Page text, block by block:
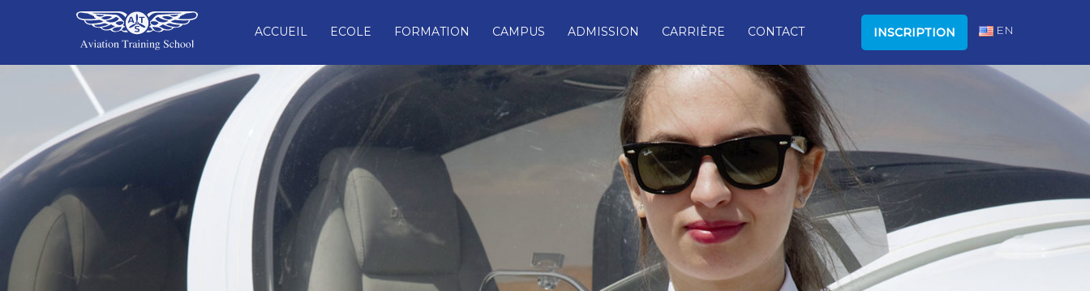
EN
INSCRIPTION
ACCUEIL ECOLE FORMATION CAMPUS ADMISSION CARRIÈRE CONTACT